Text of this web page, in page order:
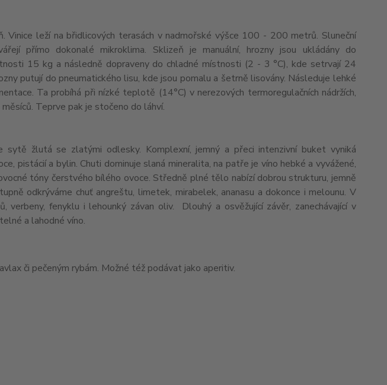
Vinice leží na břidlicových terasách v nadmořské výšce 100 - 200 metrů. Sluneční
přímo dokonalé mikroklima. Sklizeň je manuální, hrozny jsou ukládány do
15 kg a následně dopraveny do chladné místnosti (2 - 3 °C), kde setrvají 24
putují do pneumatického lisu, kde jsou pomalu a šetrně lisovány. Následuje lehké
Ta probíhá při nízké teplotě (14°C) v nerezových termoregulačních nádržích,
Teprve pak je stočeno do láhví.
sytě žlutá se zlatými odlesky. Komplexní, jemný a přeci intenzivní buket vyniká
pistácií a bylin. Chuti dominuje slaná mineralita, na patře je víno hebké a vyvážené,
tóny čerstvého bílého ovoce. Středně plné tělo nabízí dobrou strukturu, jemně
odkrýváme chuť angreštu, limetek, mirabelek, ananasu a dokonce i melounu. V
verbeny, fenyklu i lehounký závan oliv. Dlouhý a osvěžující závěr, zanechávající v
a lahodné víno.
či pečeným rybám. Možné též podávat jako aperitiv.